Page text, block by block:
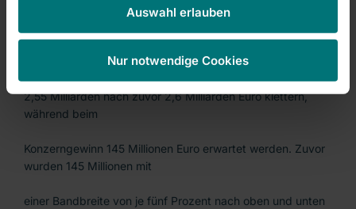
Auswahl erlauben
Nur notwendige Cookies
Die Erwartungen für 2010 wurden teilweise gesenkt: Nun
soll der Umsatz auf
2,55 Milliarden nach zuvor 2,6 Milliarden Euro klettern,
während beim
Konzerngewinn 145 Millionen Euro erwartet werden. Zuvor
wurden 145 Millionen mit
einer Bandbreite von je fünf Prozent nach oben und unten